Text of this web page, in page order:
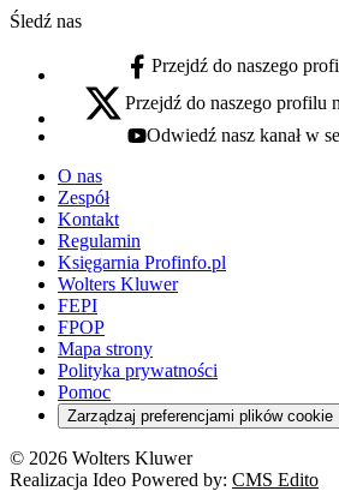
Śledź nas
facebook - otwiera się w nowej karcie
Przejdź do naszego
x - otwiera się w nowej karcie
Przejdź do naszego profilu
youtube - otwiera się w nowej karcie
Odwiedź nasz kanał w
O nas
Zespół
Kontakt
Regulamin
Księgarnia Profinfo.pl
Wolters Kluwer
FEPI
FPOP
Mapa strony
Polityka prywatności
Pomoc
Zarządzaj preferencjami plików cookie
© 2026 Wolters Kluwer
Realizacja Ideo Powered by: CMS Edito